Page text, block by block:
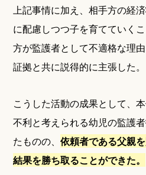
上記事情に加え、相手方の経
に配慮しつつ子を育てていく
方が監護者として不適格な理
証拠と共に説得的に主張した。
こうした活動の成果として、
不利と考えられる幼児の監護
たものの、依頼者である父親
結果を勝ち取ることができた。